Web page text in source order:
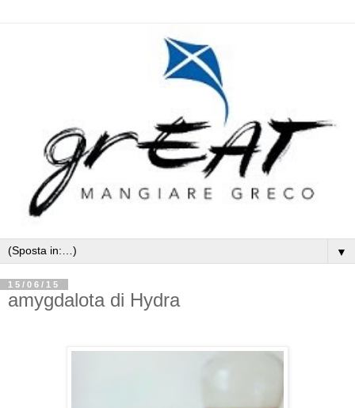
▼
15/06/15
amygdalota di Hydra